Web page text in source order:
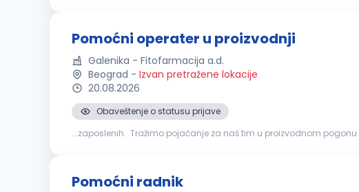
Pomoćni operater u proizvodnji
Galenika - Fitofarmacija a.d.
Beograd - Izvan pretražene lokacije
20.08.2026
Obaveštenje o statusu prijave
...zaposlenih. Tražimo pojačanje za naš tim u proizvodnom pogonu
Pomoćni radnik